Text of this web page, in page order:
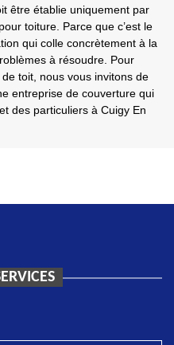
être établie uniquement par
toiture. Parce que c’est le
qui colle concrètement à la
à résoudre. Pour
toit, nous vous invitons de
entreprise de couverture qui
des particuliers à Cuigy En